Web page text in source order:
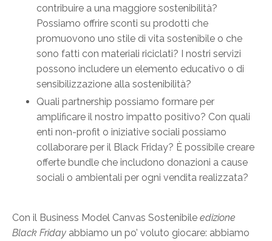
contribuire a una maggiore sostenibilità?
Possiamo offrire sconti su prodotti che
promuovono uno stile di vita sostenibile o che
sono fatti con materiali riciclati? I nostri servizi
possono includere un elemento educativo o di
sensibilizzazione alla sostenibilità?
Quali partnership possiamo formare per
amplificare il nostro impatto positivo? Con quali
enti non-profit o iniziative sociali possiamo
collaborare per il Black Friday? È possibile creare
offerte bundle che includono donazioni a cause
sociali o ambientali per ogni vendita realizzata?
Con il Business Model Canvas Sostenibile edizione
Black Friday abbiamo un po’ voluto giocare: abbiamo